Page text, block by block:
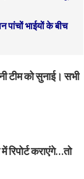
पांचों भाईयों के बीच
टीम को सुनाई। सभी
कराएंगे…तो